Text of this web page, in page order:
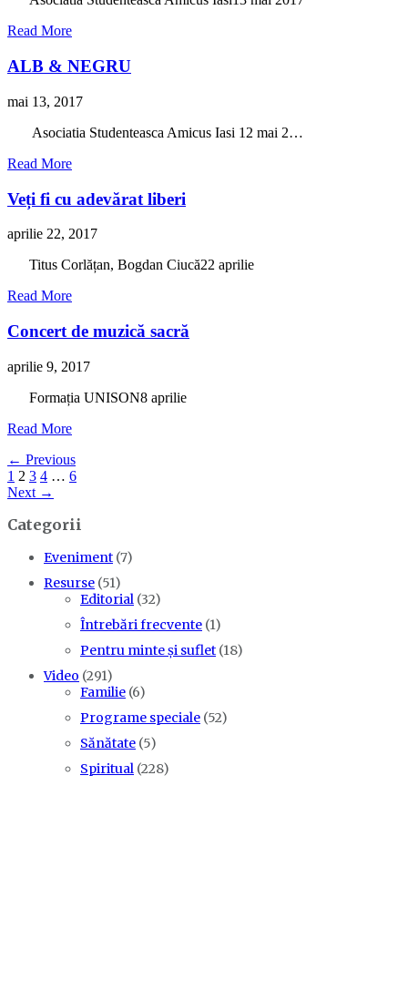
Read More
ALB & NEGRU
mai 13, 2017
Asociatia Studenteasca Amicus Iasi 12 mai 2…
Read More
Veți fi cu adevărat liberi
aprilie 22, 2017
Titus Corlățan, Bogdan Ciucă22 aprilie
Read More
Concert de muzică sacră
aprilie 9, 2017
Formația UNISON8 aprilie
Read More
← Previous
1 2 3 4 … 6
Next →
Categorii
Eveniment (7)
Resurse (51)
Editorial (32)
Întrebări frecvente (1)
Pentru minte și suflet (18)
Video (291)
Familie (6)
Programe speciale (52)
Sănătate (5)
Spiritual (228)